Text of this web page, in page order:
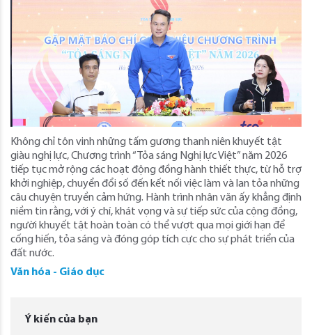
Không chỉ tôn vinh những tấm gương thanh niên khuyết tật
giàu nghị lực, Chương trình “Tỏa sáng Nghị lực Việt” năm 2026
tiếp tục mở rộng các hoạt động đồng hành thiết thực, từ hỗ trợ
khởi nghiệp, chuyển đổi số đến kết nối việc làm và lan tỏa những
câu chuyện truyền cảm hứng. Hành trình nhân văn ấy khẳng định
niềm tin rằng, với ý chí, khát vọng và sự tiếp sức của cộng đồng,
người khuyết tật hoàn toàn có thể vượt qua mọi giới hạn để
cống hiến, tỏa sáng và đóng góp tích cực cho sự phát triển của
đất nước.
Văn hóa - Giáo dục
Ý kiến của bạn